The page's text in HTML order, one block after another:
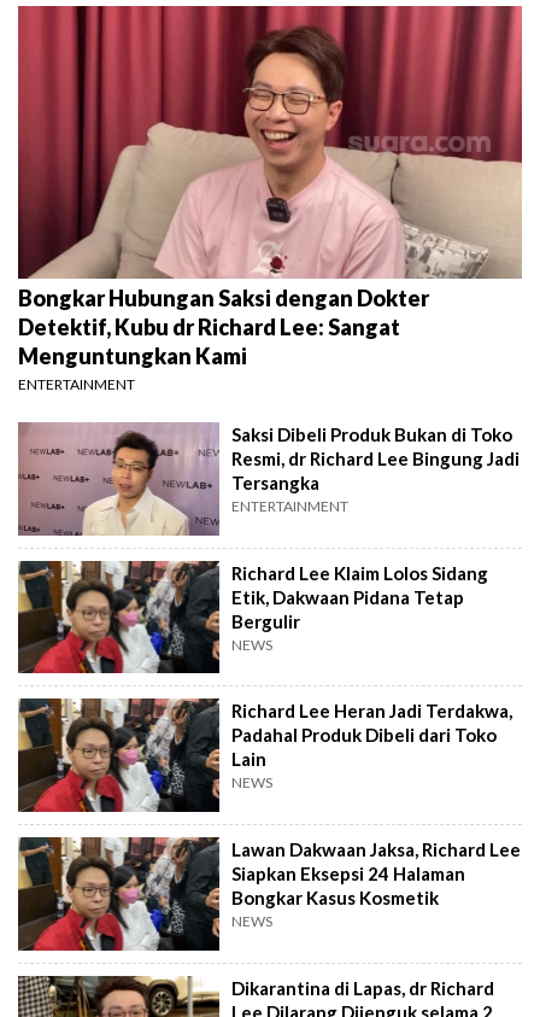
Bongkar Hubungan Saksi dengan Dokter
Detektif, Kubu dr Richard Lee: Sangat
Menguntungkan Kami
ENTERTAINMENT
Saksi Dibeli Produk Bukan di Toko
Resmi, dr Richard Lee Bingung Jadi
Tersangka
ENTERTAINMENT
Richard Lee Klaim Lolos Sidang
Etik, Dakwaan Pidana Tetap
Bergulir
NEWS
Richard Lee Heran Jadi Terdakwa,
Padahal Produk Dibeli dari Toko
Lain
NEWS
Lawan Dakwaan Jaksa, Richard Lee
Siapkan Eksepsi 24 Halaman
Bongkar Kasus Kosmetik
NEWS
Dikarantina di Lapas, dr Richard
Lee Dilarang Dijenguk selama 2